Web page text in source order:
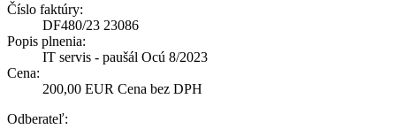
Číslo faktúry:
DF480/23 23086
Popis plnenia:
IT servis - paušál Ocú 8/2023
Cena:
200,00 EUR Cena bez DPH
Odberateľ: